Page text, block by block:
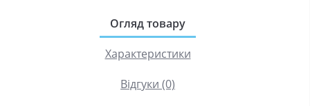
Огляд товару
Характеристики
Відгуки (0)